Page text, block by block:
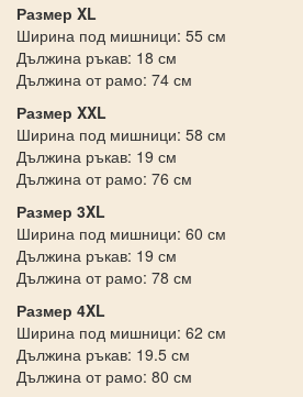
Размер XL
Ширина под мишници: 55 см
Дължина ръкав: 18 см
Дължина от рамо: 74 см
Размер XXL
Ширина под мишници: 58 см
Дължина ръкав: 19 см
Дължина от рамо: 76 см
Размер 3XL
Ширина под мишници: 60 см
Дължина ръкав: 19 см
Дължина от рамо: 78 см
Размер 4XL
Ширина под мишници: 62 см
Дължина ръкав: 19.5 см
Дължина от рамо: 80 см